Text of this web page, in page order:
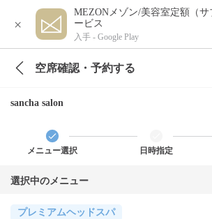
×
MEZONメゾン/美容室定額（サ
ービス
入手 - Google Play
空席確認・予約する
sancha salon
メニュー選択 日時指定
選択中のメニュー
プレミアムヘッドスパ